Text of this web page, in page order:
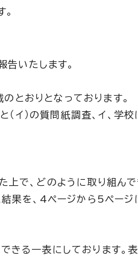
告いたします。
とおりとなっております。
（イ）の質問紙調査、イ、学
上で、どのように取り組ん
果を、4ページから5ページ
きる一表にしております。